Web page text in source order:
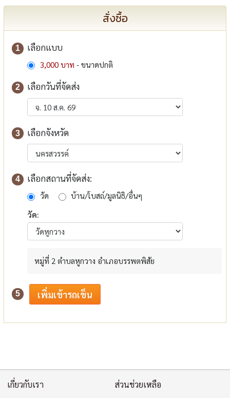
สั่งซื้อ
1 เลือกแบบ
3,000 บาท - ขนาดปกติ
2 เลือกวันที่จัดส่ง
3 เลือกจังหวัด
4 เลือกสถานที่จัดส่ง:
วัด
บ้าน/โบสถ์/มูลนิธิ/อื่นๆ
วัด:
หมู่ที่ 2 ตำบลหูกวาง อำเภอบรรพตพิสัย
5
เกี่ยวกับเรา ส่วนช่วยเหลือ